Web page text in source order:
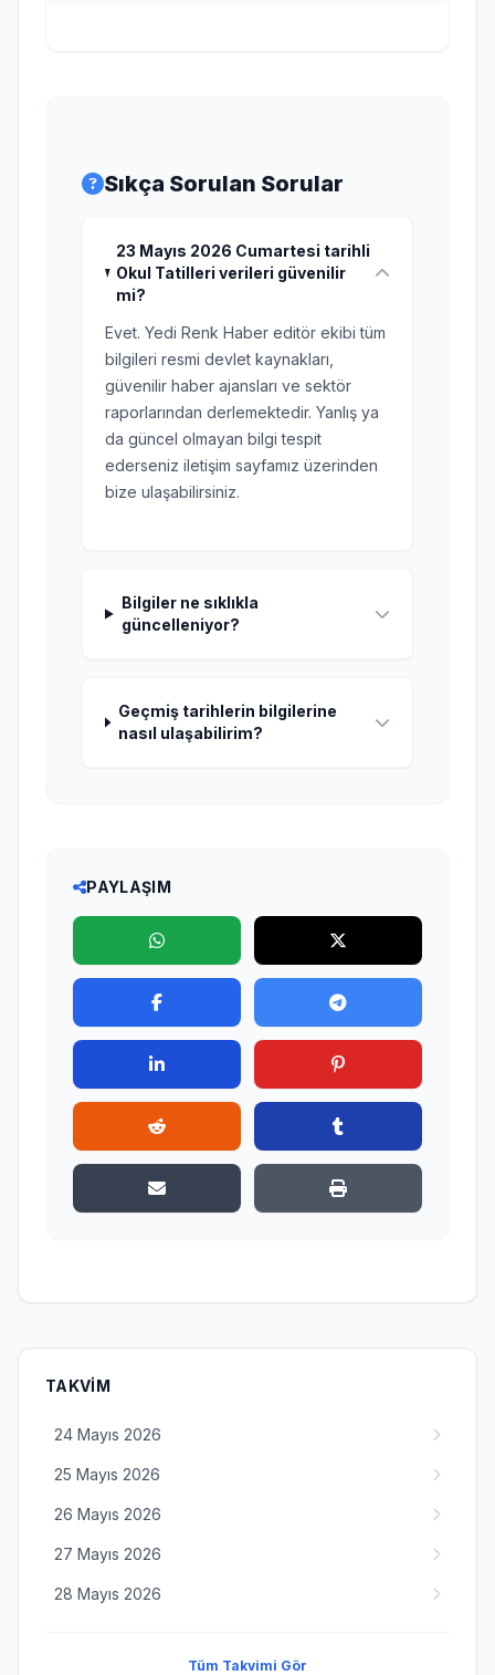
Sıkça Sorulan Sorular
23 Mayıs 2026 Cumartesi tarihli
Okul Tatilleri verileri güvenilir
mi?
Evet. Yedi Renk Haber editör ekibi tüm
bilgileri resmi devlet kaynakları,
güvenilir haber ajansları ve sektör
raporlarından derlemektedir. Yanlış ya
da güncel olmayan bilgi tespit
ederseniz iletişim sayfamız üzerinden
bize ulaşabilirsiniz.
Bilgiler ne sıklıkla
güncelleniyor?
Geçmiş tarihlerin bilgilerine
nasıl ulaşabilirim?
PAYLAŞIM
TAKVIM
24 Mayıs 2026
25 Mayıs 2026
26 Mayıs 2026
27 Mayıs 2026
28 Mayıs 2026
Tüm Takvimi Gör